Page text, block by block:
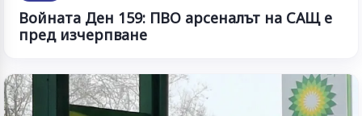
Войната Ден 159: ПВО арсеналът на САЩ е
пред изчерпване